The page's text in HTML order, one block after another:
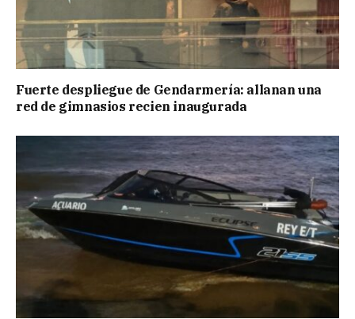
Fuerte despliegue de Gendarmería: allanan una
red de gimnasios recien inaugurada